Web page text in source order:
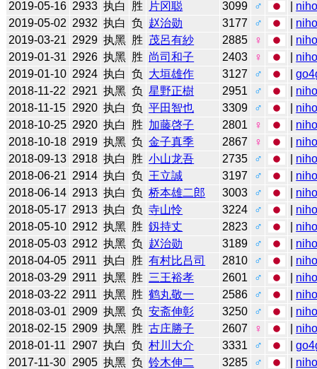
2019-05-16 2933 执白 胜 片冈聪 3099 ♂
2019-05-02 2932 执白 负 赵治勋 3177 ♂
2019-03-21 2929 执黑 胜 茂呂有紗 2885 ♀
2019-01-31 2926 执黑 胜 尚司和子 2403 ♀
2019-01-10 2924 执白 负 大垣雄作 3127 ♂ |
2018-11-22
2921 执黑 负 星野正樹 2951 ♂
2018-11-15 2920 执白 负 平田智也 3309 ♂
2018-10-25 2920 执白 胜 加藤啓子 2801 ♀
2018-10-18 2919 执黑 负 金子真季 2867 ♀
2018-09-13 2918 执白 胜 小山龙吾 2735 ♂
2018-06-21 2914 执白 负 王立誠 3197 ♂
2018-06-14 2913 执白 负 桥本雄二郎 3003 ♂
2018-05-17 2913 执白 负 寺山怜 3224 ♂
2018-05-10 2912 执黑 胜 釼持丈 2823 ♂
2018-05-03 2912 执黑 负 赵治勋 3189 ♂
2018-04-05 2911 执白 胜 有村比吕司 2810 ♂
2018-03-29 2911 执黑 胜 三王裕孝 2601 ♂
2018-03-22 2911 执黑 胜 鹤丸敬一 2586 ♂
2018-03-01 2909 执黑 负 安斋伸彰 3250 ♂
2018-02-15 2909 执黑 胜 古庄勝子 2607 ♀
2018-01-11
2907 执白 负 村川大介 3331 ♂ |
2017-11-30 2905 执黑 负 铃木伸二 3285 ♂